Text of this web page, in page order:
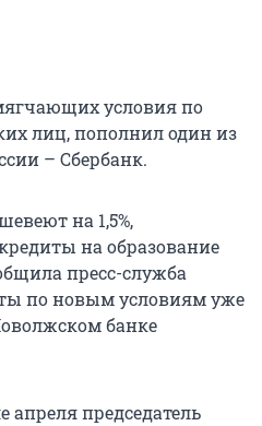
условия по
лиц, пополнил один из
– Сбербанк.
на 1,5%,
на образование
пресс-служба
по новым условиям уже
банке
председатель